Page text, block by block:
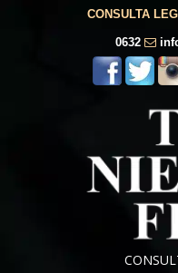
CONSULTA
0632